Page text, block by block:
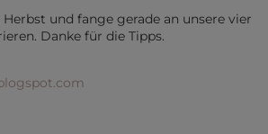
und fange gerade an unsere vier
Danke für die Tipps.